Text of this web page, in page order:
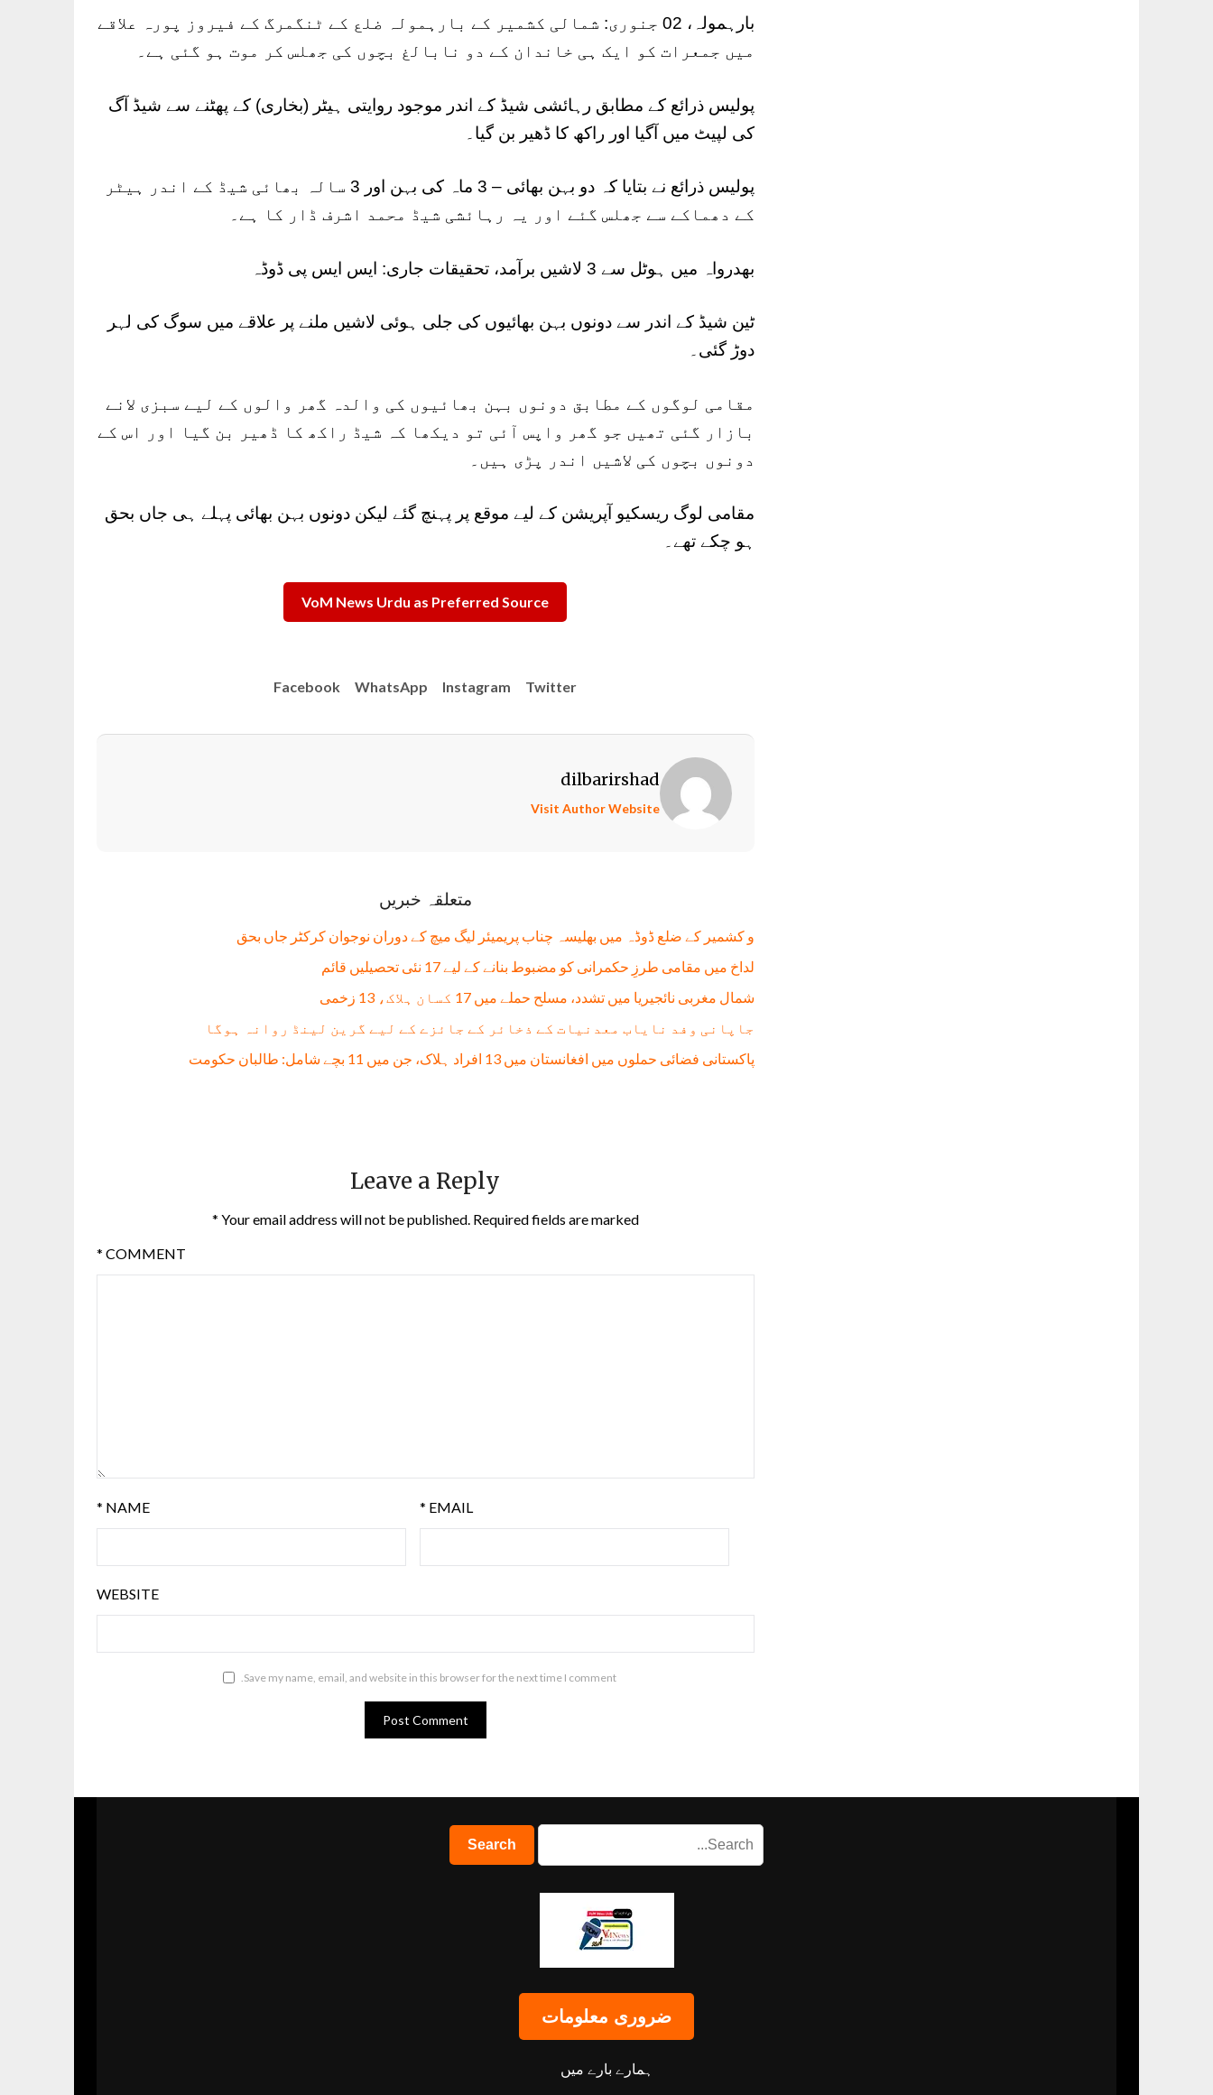
بارہمولہ، 02 جنوری: شمالی کشمیر کے بارہمولہ ضلع کے ٹنگمرگ کے فیروز پورہ علاقے
میں جمعرات کو ایک ہی خاندان کے دو نابالغ بچوں کی جھلس کر موت ہو گئی ہے۔
پولیس ذرائع کے مطابق رہائشی شیڈ کے اندر موجود روایتی ہیٹر (بخاری) کے پھٹنے سے شیڈ آگ
کی لپیٹ میں آگیا اور راکھ کا ڈھیر بن گیا۔
پولیس ذرائع نے بتایا کہ دو بہن بھائی – 3 ماہ کی بہن اور 3 سالہ بھائی شیڈ کے اندر ہیٹر
کے دھماکے سے جھلس گئے اور یہ رہائشی شیڈ محمد اشرف ڈار کا ہے۔
بھدرواہ میں ہوٹل سے 3 لاشیں برآمد، تحقیقات جاری: ایس ایس پی ڈوڈہ
ٹین شیڈ کے اندر سے دونوں بہن بھائیوں کی جلی ہوئی لاشیں ملنے پر علاقے میں سوگ کی لہر
دوڑ گئی۔
مقامی لوگوں کے مطابق دونوں بہن بھائیوں کی والدہ گھر والوں کے لیے سبزی لانے
بازار گئی تھیں جو گھر واپس آئی تو دیکھا کہ شیڈ راکھ کا ڈھیر بن گیا اور اس کے
دونوں بچوں کی لاشیں اندر پڑی ہیں۔
مقامی لوگ ریسکیو آپریشن کے لیے موقع پر پہنچ گئے لیکن دونوں بہن بھائی پہلے ہی جاں بحق
ہو چکے تھے۔
VoM News Urdu as Preferred Source
Facebook WhatsApp Instagram Twitter
dilbarirshad
Visit Author Website
متعلقہ خبریں
و کشمیر کے ضلع ڈوڈہ میں بھلیسہ چناب پریمیئر لیگ میچ کے دوران نوجوان کرکٹر جاں بحق
لداخ میں مقامی طرزِ حکمرانی کو مضبوط بنانے کے لیے 17 نئی تحصیلیں قائم
شمال مغربی نائجیریا میں تشدد، مسلح حملے میں 17 کسان ہلاک، 13 زخمی
جاپانی وفد نایاب معدنیات کے ذخائر کے جائزے کے لیے گرین لینڈ روانہ ہوگا
پاکستانی فضائی حملوں میں افغانستان میں 13 افراد ہلاک، جن میں 11 بچے شامل: طالبان حکومت
Leave a Reply
Your email address will not be published. Required fields are marked
*
COMMENT
*
NAME
* EMAIL
*
WEBSITE
Save my name, email, and website in this browser for the next time I comment.
ضروری معلومات
ہمارے بارے میں